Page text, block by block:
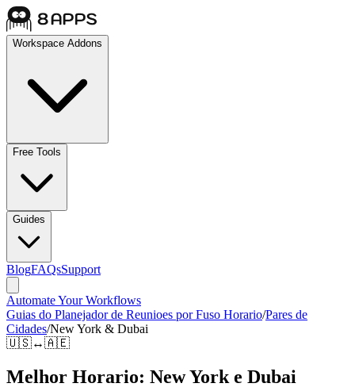
Workspace Addons
Free Tools
Guides
BlogFAQsSupport
Automate Your Workflows
Guias do Planejador de Reunioes por Fuso Horario/Pares de
Cidades/New York & Dubai
🇺🇸↔🇦🇪
Melhor Horario: New York e Dubai